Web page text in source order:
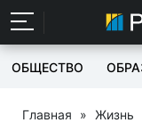
ОБЩЕСТВО
Главная » Жизнь